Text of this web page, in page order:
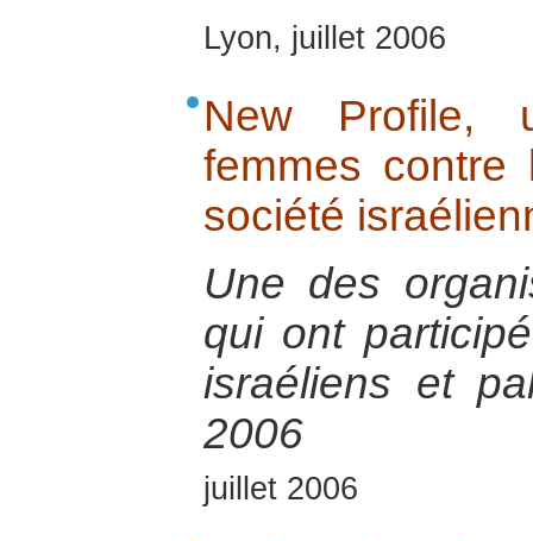
Lyon, juillet 2006
New Profile,
femmes contre
société
Une des
qui ont
israéliens et
2006
juillet 2006